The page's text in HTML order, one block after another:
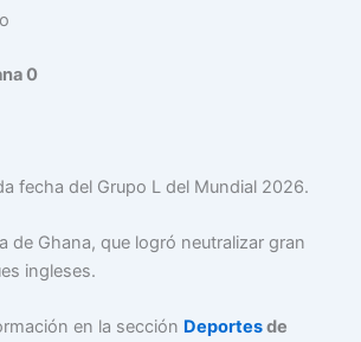
0
fecha del Grupo L del Mundial 2026.
de Ghana, que logró neutralizar gran
ingleses.
en la sección Deportesde